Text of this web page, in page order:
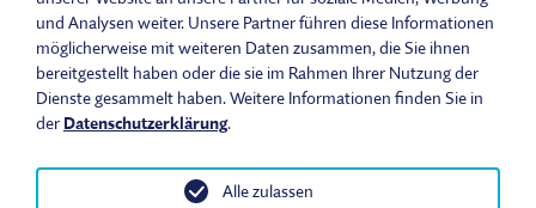
Widerrufsbelehrung
Vertrag widerrufen
AGB
Benutzungsordnung
und Analysen weiter. Unsere Partner führen diese Informationen
möglicherweise mit weiteren Daten zusammen, die Sie ihnen
bereitgestellt haben oder die sie im Rahmen Ihrer Nutzung der
Dienste gesammelt haben. Weitere Informationen finden Sie in
der Datenschutzerklärung.
Alle zulassen